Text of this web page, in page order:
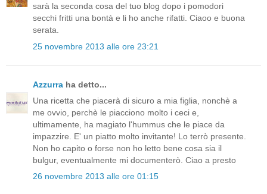
sarà la seconda cosa del tuo blog dopo i pomodori
secchi fritti una bontà e li ho anche rifatti. Ciaoo e buona
serata.
25 novembre 2013 alle ore 23:21
Azzurra ha detto...
Una ricetta che piacerà di sicuro a mia figlia, nonchè a
me ovvio, perchè le piacciono molto i ceci e,
ultimamente, ha magiato l'hummus che le piace da
impazzire. E' un piatto molto invitante! Lo terrò presente.
Non ho capito o forse non ho letto bene cosa sia il
bulgur, eventualmente mi documenterò. Ciao a presto
26 novembre 2013 alle ore 01:15